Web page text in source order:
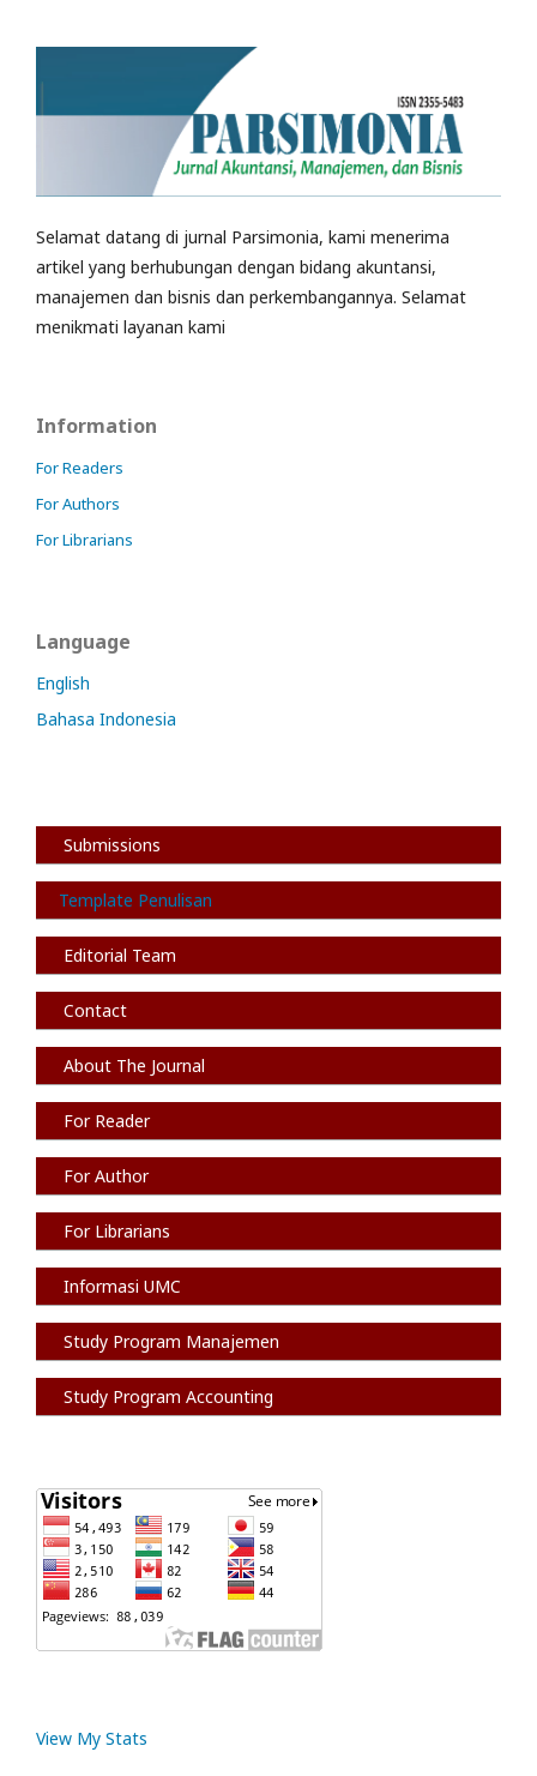
Selamat datang di jurnal Parsimonia, kami menerima
artikel yang berhubungan dengan bidang akuntansi,
manajemen dan bisnis dan perkembangannya. Selamat
menikmati layanan kami
Information
For Readers
For Authors
For Librarians
Language
English
Bahasa Indonesia
Submissions
Template Penulisan
Editorial Team
Contact
About The Journal
For Reader
For Author
For Librarians
Informasi UMC
Study Program Manajemen
Study Program Accounting
View My Stats